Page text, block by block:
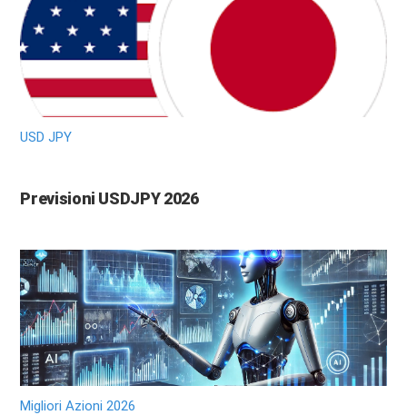
USD JPY
Previsioni USDJPY 2026
Migliori Azioni 2026